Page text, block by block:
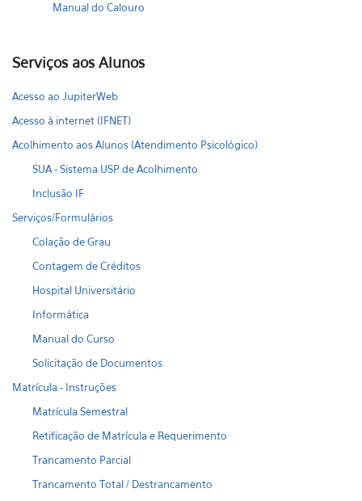
Manual do Calouro
Serviços aos Alunos
Acesso ao JupiterWeb
Acesso à internet (IFNET)
Acolhimento aos Alunos (Atendimento Psicológico)
SUA - Sistema USP de Acolhimento
Inclusão IF
Serviços/Formulários
Colação de Grau
Contagem de Créditos
Hospital Universitário
Informática
Manual do Curso
Solicitação de Documentos
Matrícula - Instruções
Matrícula Semestral
Retificação de Matrícula e Requerimento
Trancamento Parcial
Trancamento Total / Destrancamento